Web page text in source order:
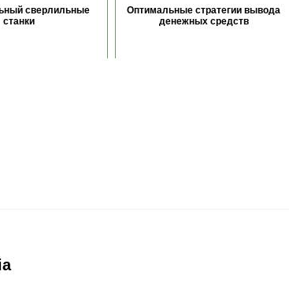
сверлильные
станки
Оптимальные стратегии вывода
денежных средств